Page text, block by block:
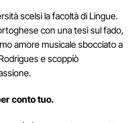
scelsi la facoltà di Lingue.
con una tesi sul fado,
amore musicale sbocciato a
e scoppiò
conto tuo.